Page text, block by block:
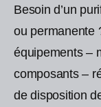
Besoin d’un
ou permanente
équipements –
composants –
de disposition